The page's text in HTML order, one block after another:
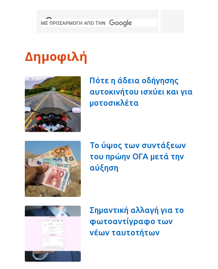
Δημοφιλή
Πότε η άδεια οδήγησης
αυτοκινήτου ισχύει και για
μοτοσικλέτα
Το ύψος των συντάξεων
του πρώην ΟΓΑ μετά την
αύξηση
Σημαντική αλλαγή για το
φωτοαντίγραφο των
νέων ταυτοτήτων